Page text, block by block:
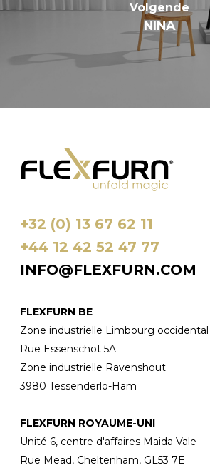
Volgende
NINA
+32 (0) 13 67 62 11
+44 12 42 52 47 77
INFO@FLEXFURN.COM
FLEXFURN BE
Zone industrielle Limbourg occidental
Rue Essenschot 5A
Zone industrielle Ravenshout
3980 Tessenderlo-Ham
FLEXFURN ROYAUME-UNI
Unité 6, centre d'affaires Maida Vale
Rue Mead, Cheltenham, GL53 7E